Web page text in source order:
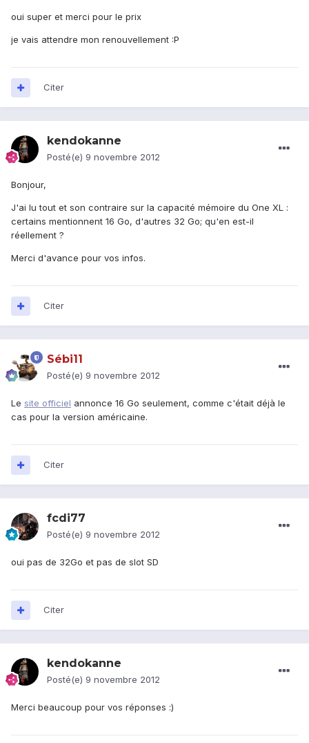
oui super et merci pour le prix
je vais attendre mon renouvellement :P
Citer
kendokanne
Posté(e) 9 novembre 2012
Bonjour,
J'ai lu tout et son contraire sur la capacité mémoire du One XL :
certains mentionnent 16 Go, d'autres 32 Go; qu'en est-il
réellement ?
Merci d'avance pour vos infos.
Citer
Sébi11
Posté(e) 9 novembre 2012
Le site officiel annonce 16 Go seulement, comme c'était déjà le
cas pour la version américaine.
Citer
fcdi77
Posté(e) 9 novembre 2012
oui pas de 32Go et pas de slot SD
Citer
kendokanne
Posté(e) 9 novembre 2012
Merci beaucoup pour vos réponses :)